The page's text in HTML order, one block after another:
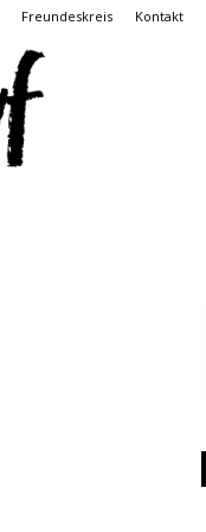
Freundeskreis Kontakt